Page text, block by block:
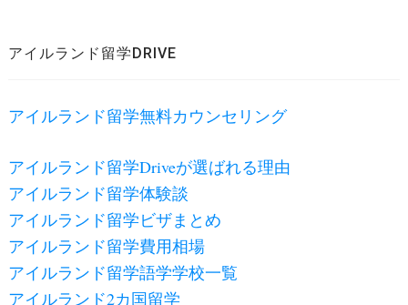
アイルランド留学DRIVE
アイルランド留学無料カウンセリング
アイルランド留学Driveが選ばれる理由
アイルランド留学体験談
アイルランド留学ビザまとめ
アイルランド留学費用相場
アイルランド留学語学学校一覧
アイルランド2カ国留学